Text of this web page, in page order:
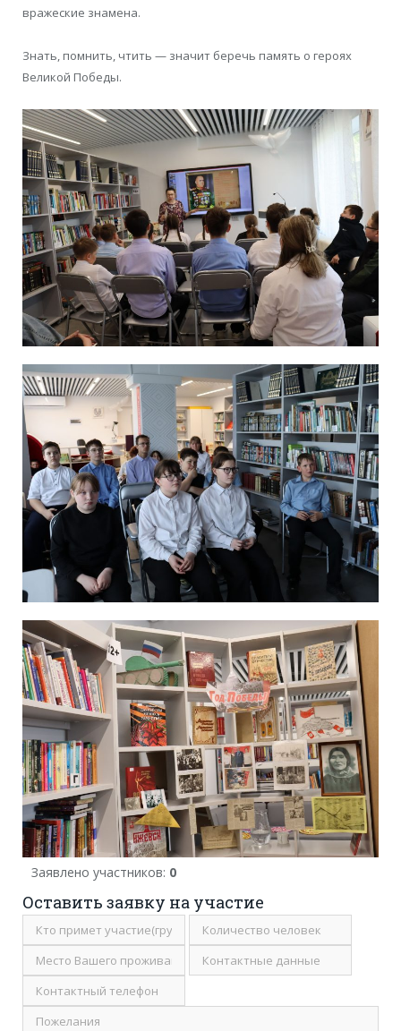
вражеские знамена.
Знать, помнить, чтить — значит беречь память о героях
Великой Победы.
Заявлено участников: 0
Оставить заявку на участие